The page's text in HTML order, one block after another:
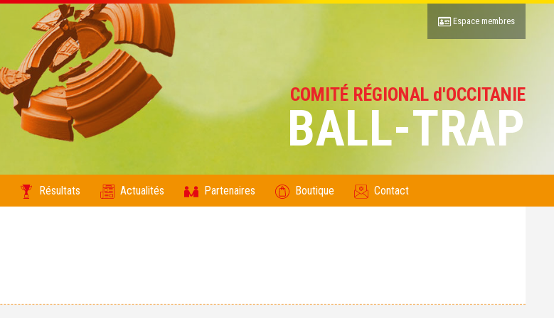
COMITÉ RÉGIONAL d'OCCITANIE
BALL-TRAP
Espace membres
Résultats Actualités Partenaires Boutique Contact